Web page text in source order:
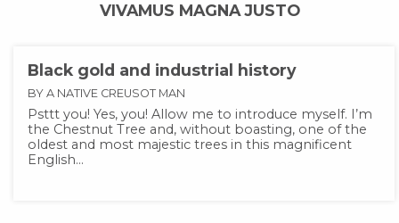
VIVAMUS MAGNA JUSTO
Black gold and industrial history
BY A NATIVE CREUSOT MAN
Psttt you! Yes, you! Allow me to introduce myself. I’m
the Chestnut Tree and, without boasting, one of the
oldest and most majestic trees in this magnificent
English...